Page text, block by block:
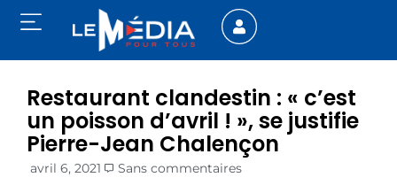
Restaurant clandestin : « c’est
un poisson d’avril ! », se justifie
Pierre-Jean Chalençon
avril 6, 2021 Sans commentaires